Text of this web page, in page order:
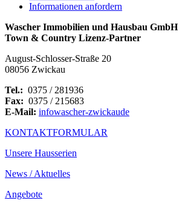
Informationen anfordern
Wascher Immobilien und Hausbau GmbH
Town & Country Lizenz-Partner
August-Schlosser-Straße 20
08056 Zwickau
Tel.: 0375 / 281936
Fax: 0375 / 215683
E-Mail: infowascher-zwickaude
KONTAKTFORMULAR
Unsere Hausserien
News / Aktuelles
Angebote